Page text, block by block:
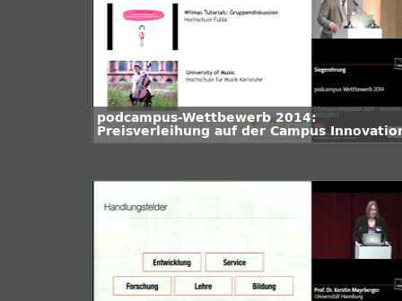
podcampus-Wettbewerb 2014:
Preisverleihung auf der Campus